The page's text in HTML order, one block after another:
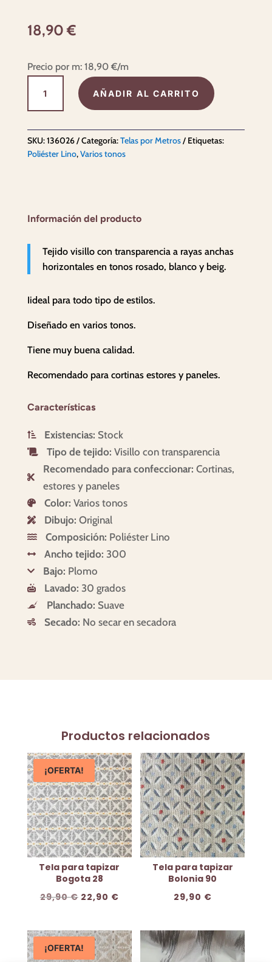
18,90€
Precio por m: 18,90 €/m
Rosada.
AÑADIR AL CARRITO
SKU:136026 Categoría:Telas por Metros
Etiquetas:
Poliéster Lino,Varios tonos
Información del producto
Tejido visillo con transparencia a rayas anchas
horizontales en tonos rosado, blanco y beig.
Iideal para todo tipo de estilos.
Diseñado en varios tonos.
Tiene muy buena calidad.
Recomendado para cortinas estores y paneles.
Características
 Existencias: Stock
 Tipo de tejido: Visillo con transparencia

Recomendado para confeccionar: Cortinas,
estores y paneles
 Color: Varios tonos
 Dibujo: Original
 Composición: Poliéster Lino
 Ancho tejido: 300
 Bajo: Plomo
 Lavado: 30 grados
 Planchado: Suave
 Secado: No secar en secadora
Productos relacionados
¡OFERTA!
Tela para tapizar
Bogota 28
29,90€ El
original
era:
22,90 €El
actual
es:
Tela para tapizar
Bolonia 90
29,90 €
¡OFERTA!